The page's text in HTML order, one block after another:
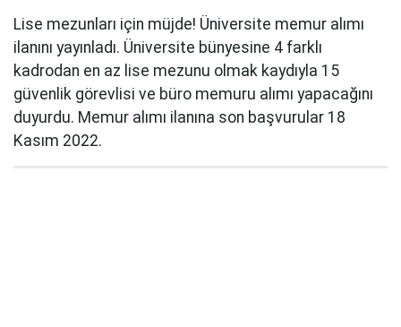
Lise mezunları için müjde! Üniversite memur alımı
ilanını yayınladı. Üniversite bünyesine 4 farklı
kadrodan en az lise mezunu olmak kaydıyla 15
güvenlik görevlisi ve büro memuru alımı yapacağını
duyurdu. Memur alımı ilanına son başvurular 18
Kasım 2022.